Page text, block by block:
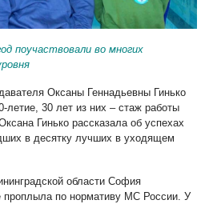
поучаствовали во многих
Оксаны Геннадьевны Гинько
летие, 30 лет из них – стаж работы
Гинько рассказала об успехах
в десятку лучших в уходящем
области София
по нормативу МС России. У